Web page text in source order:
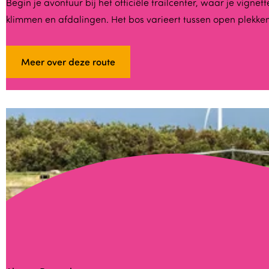
A
l
e
K
e
m
p
h
a
Begin je avontuur bij het officiële trailcenter, waar je
klimmen en afdalingen. Het bos varieert tussen open
Meer over deze route